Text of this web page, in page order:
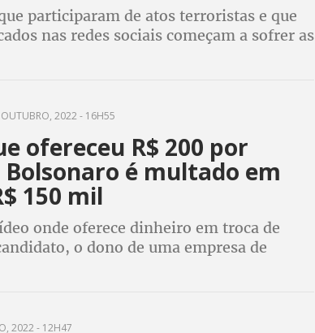
participaram de atos terroristas e que
nas redes sociais começam a sofrer as
2022 - 16H55
ofereceu R$ 200 por
é multado em
150 mil
onde oferece dinheiro em troca de
o dono de uma empresa de
2022 - 12H47